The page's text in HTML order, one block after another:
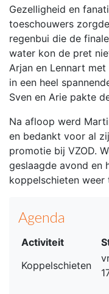
Gezelligheid en
toeschouwers
regenbui die de
water kon de pret
Arjan en Lennart
in een heel
Sven en Arie pakte
Na afloop werd
en bedankt voor al
promotie bij VZOD.
geslaagde avond en
koppelschieten weer
Agenda
Activiteit
Koppelschieten